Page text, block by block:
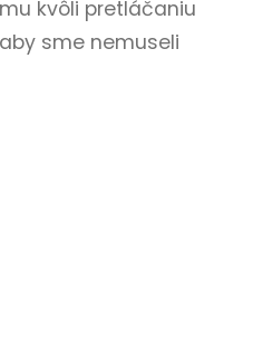
kvôli pretláčaniu
sme nemuseli